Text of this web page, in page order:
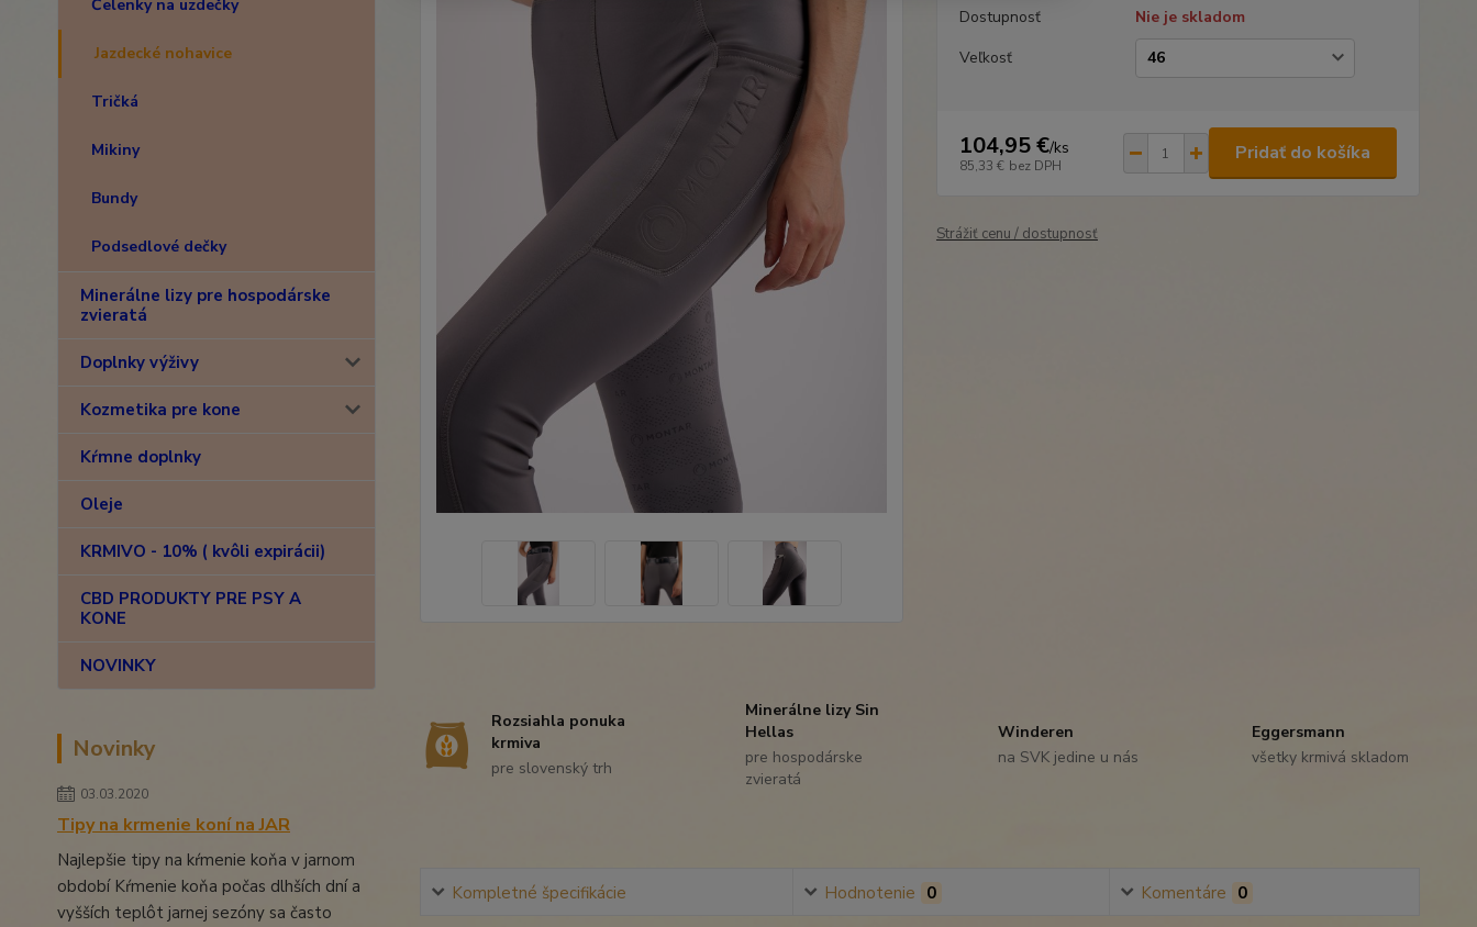
Čelenky na uzdečky
Jazdecké nohavice
Tričká
Mikiny
Bundy
Podsedlové dečky
Minerálne lizy pre hospodárske
zvieratá
Doplnky výživy
Kozmetika pre kone
Kŕmne doplnky
Oleje
KRMIVO - 10% ( kvôli expirácii)
CBD PRODUKTY PRE PSY A
KONE
NOVINKY
Novinky
03.03.2020
Tipy na krmenie koní na JAR
Najlepšie tipy na kŕmenie koňa v jarnom
období Kŕmenie koňa počas dlhších dní a
vyšších teplôt jarnej sezóny sa často
Dostupnosť
Nie je skladom
Veľkosť
104,95 €/ks
85,33 € bez DPH
Pridať do košíka
Strážiť cenu / dostupnosť
Rozsiahla ponuka
krmiva
pre slovenský trh
Minerálne lizy Sin
Hellas
pre hospodárske
zvieratá
Winderen
na SVK jedine u nás
Eggersmann
všetky krmivá skladom
Kompletné špecifikácie Hodnotenie 0 Komentáre 0